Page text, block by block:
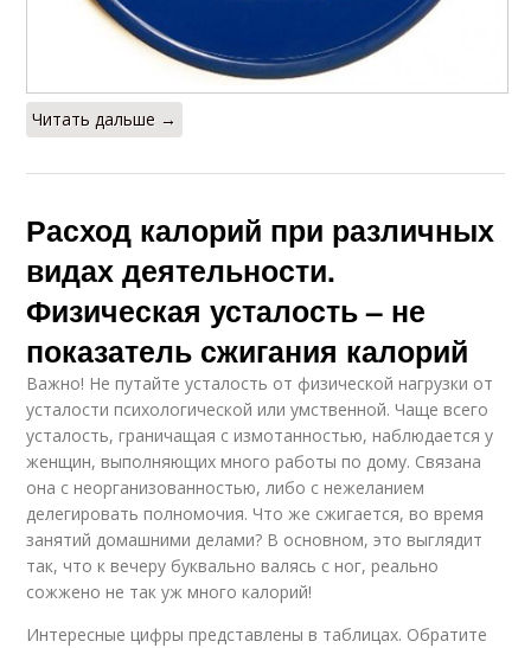
Читать дальше →
Расход калорий при различных
видах деятельности.
Физическая усталость – не
показатель сжигания калорий
Важно! Не путайте усталость от физической нагрузки от
усталости психологической или умственной. Чаще всего
усталость, граничащая с измотанностью, наблюдается у
женщин, выполняющих много работы по дому. Связана
она с неорганизованностью, либо с нежеланием
делегировать полномочия. Что же сжигается, во время
занятий домашними делами? В основном, это выглядит
так, что к вечеру буквально валясь с ног, реально
сожжено не так уж много калорий!
Интересные цифры представлены в таблицах. Обратите